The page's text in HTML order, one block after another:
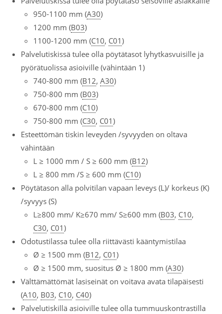
950-1100 mm (A30)
1200 mm (B03)
1100-1200 mm (C10, C01)
Palvelutiskissä tulee olla pöytätasot lyhytkasvuisille ja
pyörätuolissa asioiville (vähintään 1)
740-800 mm (B12,A30)
750-800 mm (B03)
670-800 mm (C10)
750-800 mm (C30, C01)
Esteettömän tiskin leveyden /syvyyden on oltava
vähintään
L ≥ 1000 mm / S ≥ 600 mm (B12)
L ≥ 800 mm /S ≥ 600 mm (C10)
Pöytätason alla polvitilan vapaan leveys (L)/ korkeus (K)
/syvyys (S)
L≥800 mm/ K≥670 mm/ S≥600 mm (B03, C10,
C30, C01)
Odotustilassa tulee olla riittävästi kääntymistilaa
Ø ≥ 1500 mm (B12, C01)
Ø ≥ 1500 mm, suositus Ø ≥ 1800 mm (A30)
Välttämättömät lasiseinät on voitava avata tilapäisesti
(A10, B03, C10, C40)
Palvelutiskillä asioiville tulee olla tummuuskontrastilla